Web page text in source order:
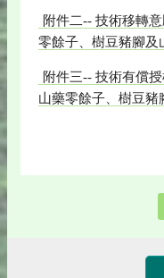
附件二-- 技術移轉
零餘子、樹豆豬腳及
附件三-- 技術有償
山藥零餘子、樹豆豬